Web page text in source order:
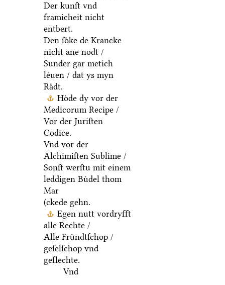
Der kunſt vnd
framicheit nicht
entbert.
Den ſoͤke de Krancke
nicht ane nodt /
Sunder gar metich
leͤuen / dat ys myn
Raͤdt.
Hoͤde dy vor der
Medicorum Recipe /
Vor der Juriſten
Codice.
Vnd vor der
Alchimiſten Sublime /
Sonſt werſtu mit einem
leddigen Buͤdel thom
Mar
(ckede gehn.
Egen nutt vordryfft
alle Rechte /
Alle Fruͤndtſchop /
geſelſchop vnd
geſlechte.
Vnd